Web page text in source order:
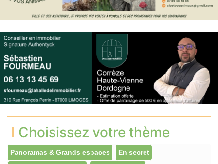
Choisissez votre thème
Panoramas & Grands espaces En secret